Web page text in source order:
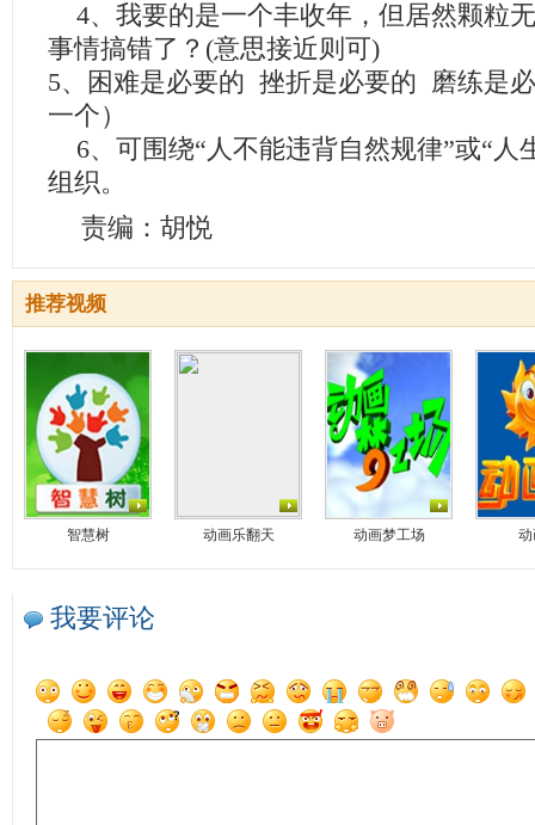
4、我要的是一个丰收年，但居然颗粒
事情搞错了？(意思接近则可)
5、困难是必要的 挫折是必要的 磨练是
一个）
6、可围绕“人不能违背自然规律”或“人
组织。
责编：胡悦
推荐视频
智慧树 动画乐翻天 动画梦工场 动
我要评论